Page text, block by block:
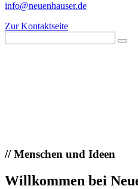
info@neuenhauser.de
Zur Kontaktseite
//Menschen und Ideen
Willkommen bei